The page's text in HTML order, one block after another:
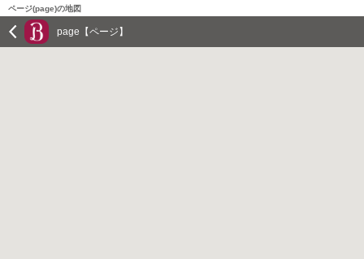
ページ(page)の地図
page【ページ】